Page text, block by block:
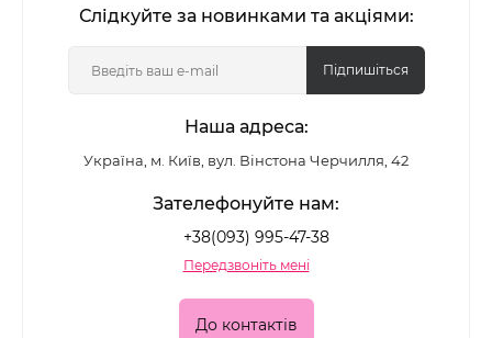
Слідкуйте за новинками та акціями:
Підпишіться
Наша адреса:
Україна, м. Київ, вул. Вінстона Черчилля, 42
Зателефонуйте нам:
+38(093) 995-47-38
Передзвоніть мені
До контактів